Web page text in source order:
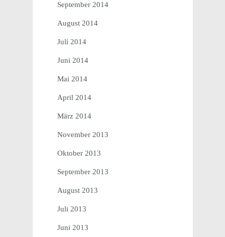
September 2014
August 2014
Juli 2014
Juni 2014
Mai 2014
April 2014
März 2014
November 2013
Oktober 2013
September 2013
August 2013
Juli 2013
Juni 2013